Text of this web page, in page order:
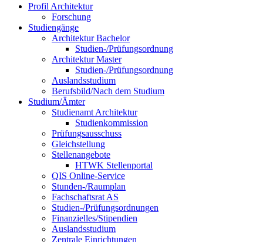
Profil Architektur
Forschung
Studiengänge
Architektur Bachelor
Studien-/Prüfungsordnung
Architektur Master
Studien-/Prüfungsordnung
Auslandsstudium
Berufsbild/Nach dem Studium
Studium/Ämter
Studienamt Architektur
Studienkommission
Prüfungsausschuss
Gleichstellung
Stellenangebote
HTWK Stellenportal
QIS Online-Service
Stunden-/Raumplan
Fachschaftsrat AS
Studien-/Prüfungsordnungen
Finanzielles/Stipendien
Auslandsstudium
Zentrale Einrichtungen